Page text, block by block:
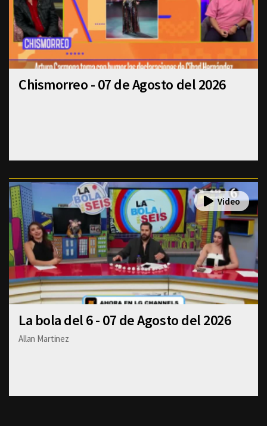
Chismorreo - 07 de Agosto del 2026
La bola del 6 - 07 de Agosto del 2026
Allan Martinez